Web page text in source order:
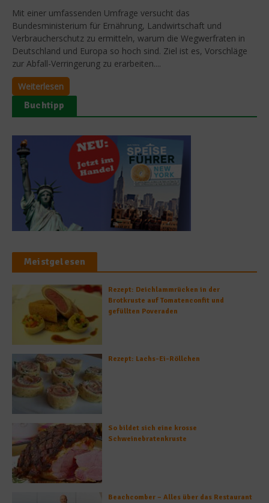
Mit einer umfassenden Umfrage versucht das
Bundesministerium für Ernährung, Landwirtschaft und
Verbraucherschutz zu ermitteln, warum die Wegwerfraten in
Deutschland und Europa so hoch sind. Ziel ist es, Vorschläge
zur Abfall-Verringerung zu erarbeiten....
Weiterlesen
Buchtipp
Meistgelesen
Rezept: Deichlammrücken in der
Brotkruste auf Tomatenconfit und
gefüllten Poveraden
Rezept: Lachs-Ei-Röllchen
So bildet sich eine krosse
Schweinebratenkruste
Beachcomber – Alles über das Restaurant